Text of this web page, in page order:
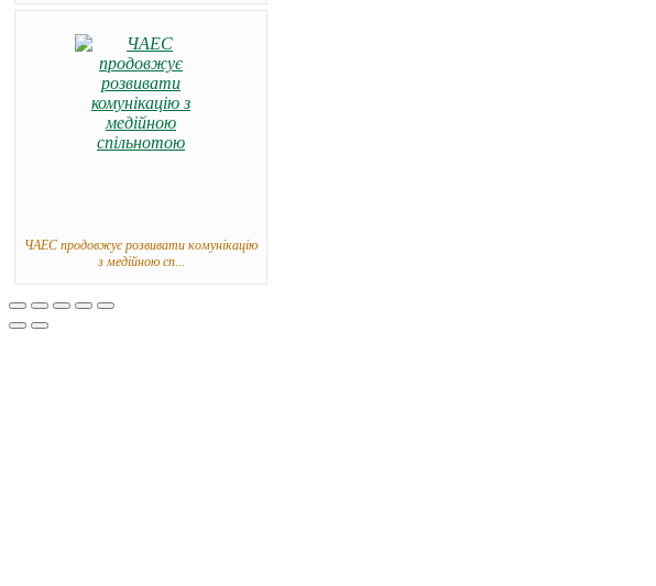
ЧАЕС продовжує розвивати комунікацію
з медійною сп...